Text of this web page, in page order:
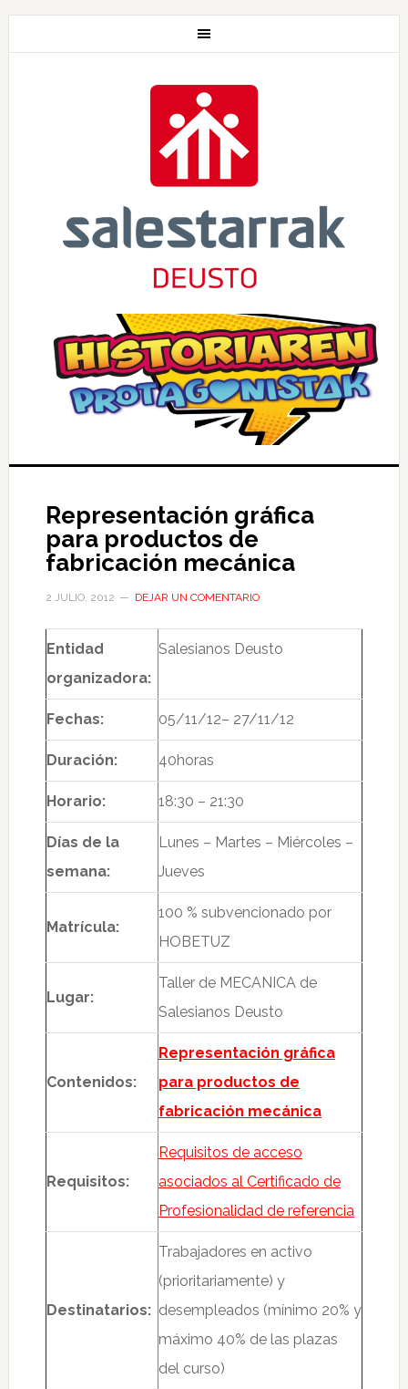
Representación gráfica
para productos de
fabricación mecánica
2 JULIO, 2012 DEJAR UN COMENTARIO
Entidad
organizadora:
Salesianos Deusto
Fechas: 05/11/12– 27/11/12
Duración: 40horas
Horario: 18:30 – 21:30
Días de la
semana:
Lunes – Martes – Miércoles –
Jueves
Matrícula:
100 % subvencionado por
HOBETUZ
Lugar:
Taller de MECANICA de
Salesianos Deusto
Contenidos:
Representación gráfica
para productos de
fabricación mecánica
Requisitos:
Requisitos de acceso
asociados al Certificado de
Profesionalidad de referencia
Destinatarios:
Trabajadores en activo
(prioritariamente) y
desempleados (mínimo 20% y
máximo 40% de las plazas
del curso)